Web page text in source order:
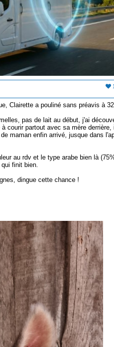
Clairette a pouliné sans préavis à
pas de lait au début, j'ai
courir partout avec sa mère derrière,
maman enfin arrivé, jusque dans
au rdv et le type arabe bien là
finit bien.
dingue cette chance !